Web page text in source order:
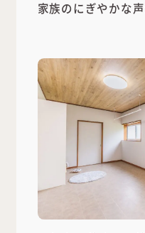
家族のにぎやかな